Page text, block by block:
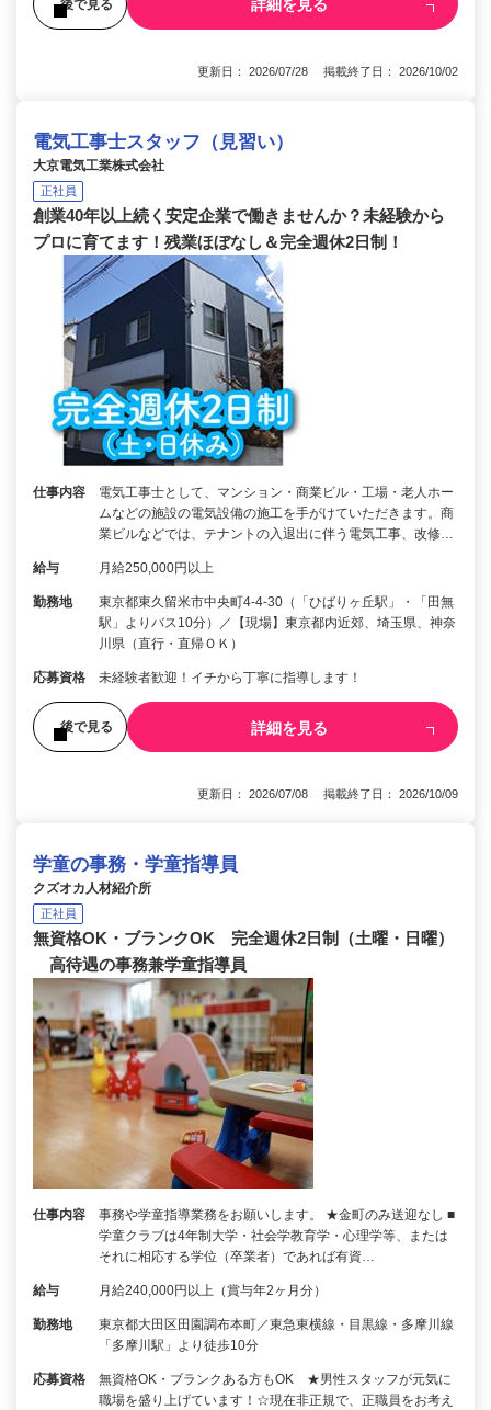
後で見る 詳細を見る
更新日： 2026/07/28 掲載終了日： 2026/10/02
電気工事士スタッフ（見習い）
大京電気工業株式会社
正社員
創業40年以上続く安定企業で働きませんか？未経験から
プロに育てます！残業ほぼなし＆完全週休2日制！
仕事内容
電気工事士として、マンション・商業ビル・工場・老人ホー
ムなどの施設の電気設備の施工を手がけていただきます。商
業ビルなどでは、テナントの入退出に伴う電気工事、改修…
給与 月給250,000円以上
勤務地
東京都東久留米市中央町4-4-30（「ひばりヶ丘駅」・「田無
駅」よりバス10分）／【現場】東京都内近郊、埼玉県、神奈
川県（直行・直帰ＯＫ）
応募資格 未経験者歓迎！イチから丁寧に指導します！
後で見る 詳細を見る
更新日： 2026/07/08 掲載終了日： 2026/10/09
学童の事務・学童指導員
クズオカ人材紹介所
正社員
無資格OK・ブランクOK 完全週休2日制（土曜・日曜）
高待遇の事務兼学童指導員
仕事内容
事務や学童指導業務をお願いします。 ★金町のみ送迎なし ■
学童クラブは4年制大学・社会学教育学・心理学等、または
それに相応する学位（卒業者）であれば有資…
給与 月給240,000円以上（賞与年2ヶ月分）
勤務地
東京都大田区田園調布本町／東急東横線・目黒線・多摩川線
「多摩川駅」より徒歩10分
応募資格
無資格OK・ブランクある方もOK ★男性スタッフが元気に
職場を盛り上げています！☆現在非正規で、正職員をお考え